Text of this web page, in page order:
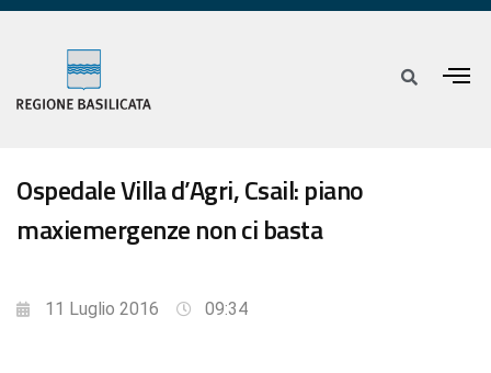
Ospedale Villa d’Agri, Csail: piano
maxiemergenze non ci basta
11 Luglio 2016 09:34